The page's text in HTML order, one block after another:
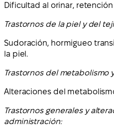
Dificultad al orinar, retención
Trastornos de la piel y del
Sudoración, hormigueo
la piel.
Trastornos del metabolismo
Alteraciones del
Trastornos generales y
administración: